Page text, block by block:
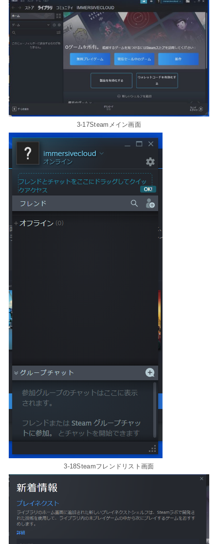
3-17Steamメイン画面
3-18Steamフレンドリスト画面